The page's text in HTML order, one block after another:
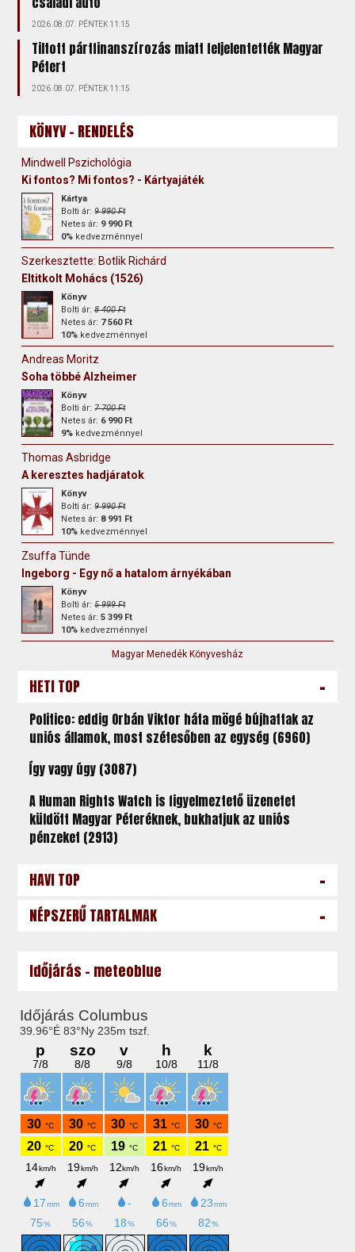
2026.08.07. PÉNTEK 11:15
Tiltott pártfinanszírozás miatt feljelentették Magyar
Pétert
2026.08.07. PÉNTEK 11:15
KÖNYV - RENDELÉS
Mindwell Pszichológia
Ki fontos? Mi fontos? - Kártyajáték
Kártya
Bolti ár:9 990 Ft
Netes ár: 9 990 Ft
0% kedvezménnyel
Szerkesztette: Botlik Richárd
Eltitkolt Mohács (1526)
Könyv
Bolti ár:8 400 Ft
Netes ár: 7 560 Ft
10% kedvezménnyel
Andreas Moritz
Soha többé Alzheimer
Könyv
Bolti ár:7 700 Ft
Netes ár: 6 990 Ft
9% kedvezménnyel
Thomas Asbridge
A keresztes hadjáratok
Könyv
Bolti ár:9 990 Ft
Netes ár: 8 991 Ft
10% kedvezménnyel
Zsuffa Tünde
Ingeborg - Egy nő a hatalom árnyékában
Könyv
Bolti ár:5 999 Ft
Netes ár:5 399 Ft
10% kedvezménnyel
Magyar Menedék Könyvesház
HETI TOP -
Politico: eddig Orbán Viktor háta mögé bújhattak az
uniós államok, most szétesőben az egység (6960)
Így vagy úgy (3087)
A Human Rights Watch is figyelmeztető üzenetet
küldött Magyar Péteréknek, bukhatjuk az uniós
pénzeket (2913)
HAVI TOP -
NÉPSZERŰ TARTALMAK -
Időjárás - meteoblue